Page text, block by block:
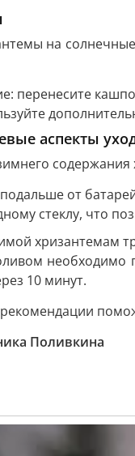
на
перенесите
аспекты
от
стеклу, что
хризантемам
необходимо
10 минут.
Поливкина